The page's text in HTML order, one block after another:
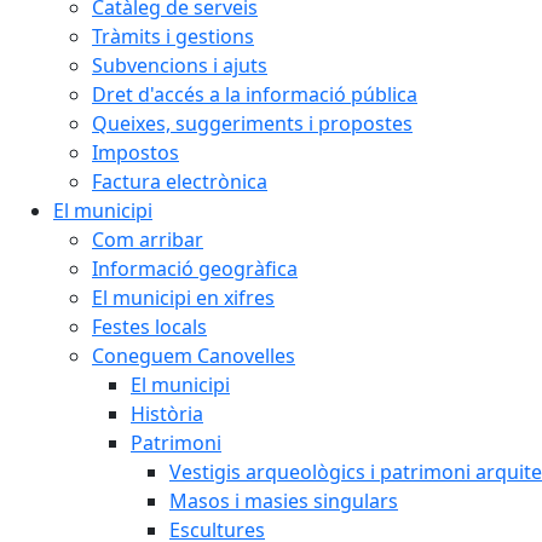
Catàleg de serveis
Tràmits i gestions
Subvencions i ajuts
Dret d'accés a la informació pública
Queixes, suggeriments i propostes
Impostos
Factura electrònica
El municipi
Com arribar
Informació geogràfica
El municipi en xifres
Festes locals
Coneguem Canovelles
El municipi
Història
Patrimoni
Vestigis arqueològics i patrimoni
Masos i masies singulars
Escultures